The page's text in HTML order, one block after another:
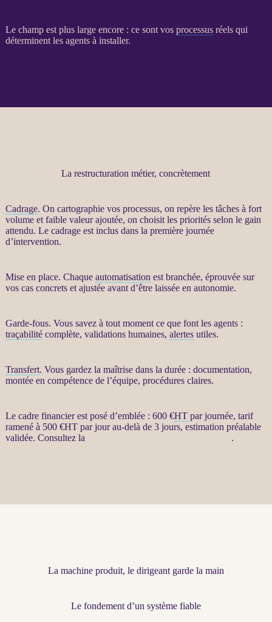
Le champ est plus large encore : ce sont vos processusréels qui
déterminent les agentsà installer.
La restructuration métier, concrètement
Cadrage. On cartographie vos processus, on repère les tâches à fort
volume et faible valeur ajoutée, on choisit les priorités selon le gain
attendu. Le cadrageest inclus dans la première journée
d’intervention.
Mise en place. Chaque automatisation est branchée, éprouvée sur
vos cas concrets et ajustée avant d’être laissée en autonomie.
Garde-fous. Vous savez à tout moment ce que font les agents:
traçabilitécomplète, validations humaines, alertesutiles.
Transfert. Vous gardez la maîtrise dans la durée : documentation,
montée en compétence de l’équipe, procédures claires.
Le cadre financier est posé d’emblée : 600 €HTpar journée, tarif
ramené à 500 €HTpar jour au-delà de 3 jours, estimation préalable
validée. Consultez la
.
La machine produit, le dirigeant garde la main
Le fondement d’un système fiable